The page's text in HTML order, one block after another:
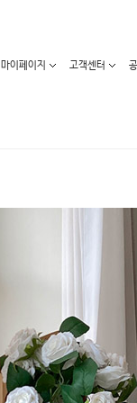
마이페이지 고객센터
아우터
임산부하의
레깅스/스타킹
수유복